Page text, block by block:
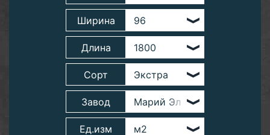
Ширина
Длина
Сорт
Завод
Ед.изм